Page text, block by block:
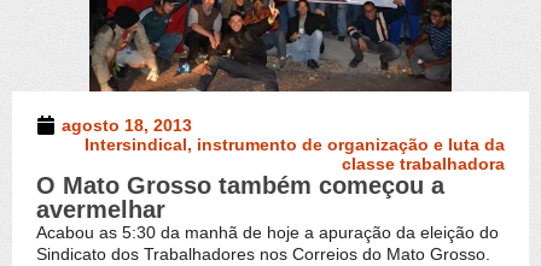
agosto 18, 2013
Intersindical, instrumento de organização e luta da
classe trabalhadora
O Mato Grosso também começou a
avermelhar
Acabou as 5:30 da manhã de hoje a apuração da eleição do
Sindicato dos Trabalhadores nos Correios do Mato Grosso.